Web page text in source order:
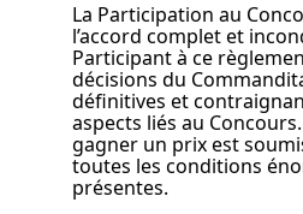
La Participation au
l’accord complet et
Participant à ce
décisions du
définitives et
aspects liés au
gagner un prix est
toutes les conditions
présentes.